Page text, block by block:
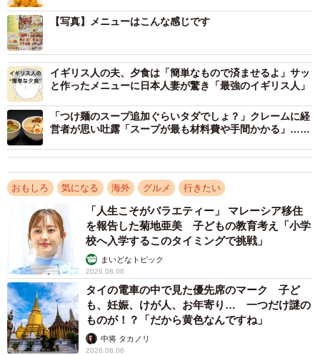
スパイシーチキン（ボンクレ台湾さん提供）
日本と共通するメニューもあるが、香烤中卷（いか焼
き）、香烤辣味雞米花（スパイシーチキン）、そして台湾
ビールなどご当地メニューも盛りだくさん。サイゼファン
のか気になるところだ。
【写真】メニューはこんな感じです
イギリス人の夫、夕食は「簡単なもので済ませるよ」サッ
と作ったメニューに日本人妻が驚き「最強のイギリス人」
「つけ麺のスープ追加ぐらいタダでしょ？」クレームに経
営者が思い吐露「スープが最も材料費や手間かかる」…投
おもしろ 気になる 海外 グルメ 行きたい
「人生こそがバラエティー」 マレーシア移住
を報告した菊地亜美 子どもの教育考え「小学
校へ入学するこのタイミングで挑戦」
まいどなトピック
2026.08.06
タイの電車の中で見た優先席のマーク 子ど
も、妊娠、けが人、お年寄り… 一つだけ謎の
ものが！？「だから黄色なんですね」
中将 タカノリ
2026.08.06